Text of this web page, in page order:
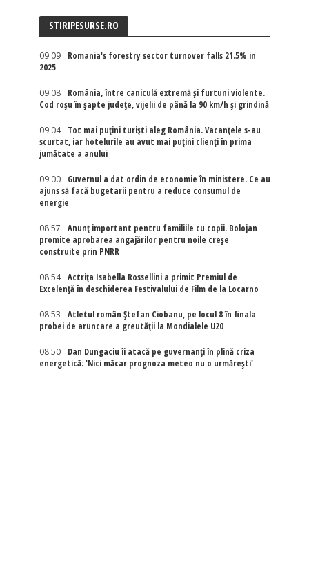
STIRIPESURSE.RO
09:09
Romania's forestry sector turnover falls 21.5% in
2025
09:08
România, între caniculă extremă și furtuni violente.
Cod roșu în șapte județe, vijelii de până la 90 km/h și grindină
09:04
Tot mai puțini turiști aleg România. Vacanțele s-au
scurtat, iar hotelurile au avut mai puțini clienți în prima
jumătate a anului
09:00
Guvernul a dat ordin de economie în ministere. Ce au
ajuns să facă bugetarii pentru a reduce consumul de
energie
08:57
Anunț important pentru familiile cu copii. Bolojan
promite aprobarea angajărilor pentru noile creșe
construite prin PNRR
08:54
Actriţa Isabella Rossellini a primit Premiul de
Excelenţă în deschiderea Festivalului de Film de la Locarno
08:53
Atletul român Ștefan Ciobanu, pe locul 8 în finala
probei de aruncare a greutății la Mondialele U20
08:50
Dan Dungaciu îi atacă pe guvernanți în plină criza
energetică: 'Nici măcar prognoza meteo nu o urmărești'